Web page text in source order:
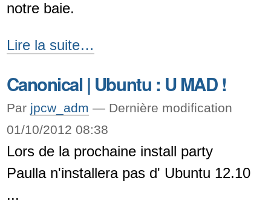
notre baie.
Cablage
notre
baie
-
Lire la suite…
Canonical | Ubuntu : U MAD !
Par jpcw_adm — Dernière modification
01/10/2012 08:38
Lors de la prochaine install party
Paulla n'installera pas d' Ubuntu 12.10
...